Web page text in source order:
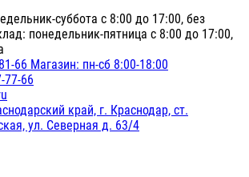
суббота с 8:00 до 17:00, без
понедельник-пятница с 8:00 до 17:00,
66 Магазин: пн-сб 8:00-18:00
77-66
край, г. Краснодар, ст.
ул. Северная д. 63/4